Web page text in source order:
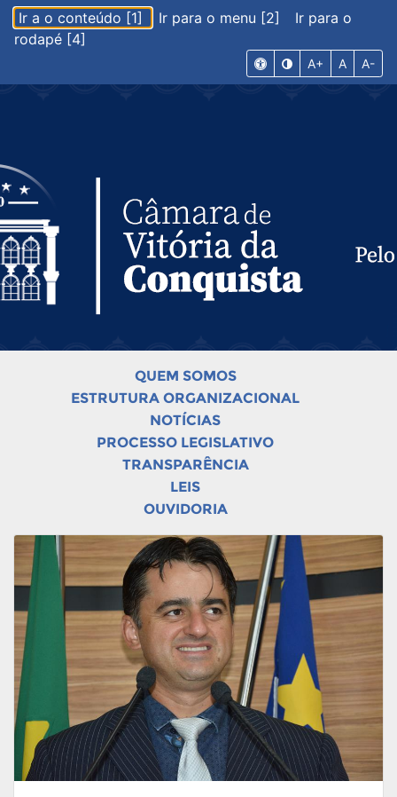
Ir a o conteúdo [1] Ir para o menu [2]
Ir para o
rodapé [4]
A+ A A-
QUEM SOMOS
ESTRUTURA ORGANIZACIONAL
NOTÍCIAS
PROCESSO LEGISLATIVO
TRANSPARÊNCIA
LEIS
OUVIDORIA